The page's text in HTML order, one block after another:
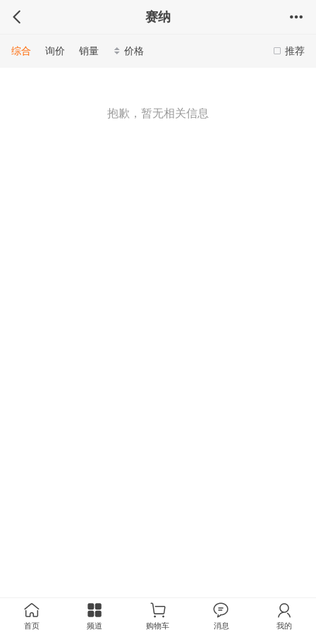
赛纳
推荐
综合 询价 销量 价格
抱歉，暂无相关信息
首页 频道 购物车 消息 我的